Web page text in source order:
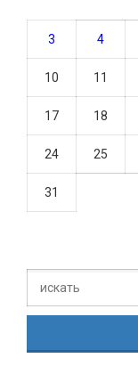
3 4
10 11
17 18
24 25
31